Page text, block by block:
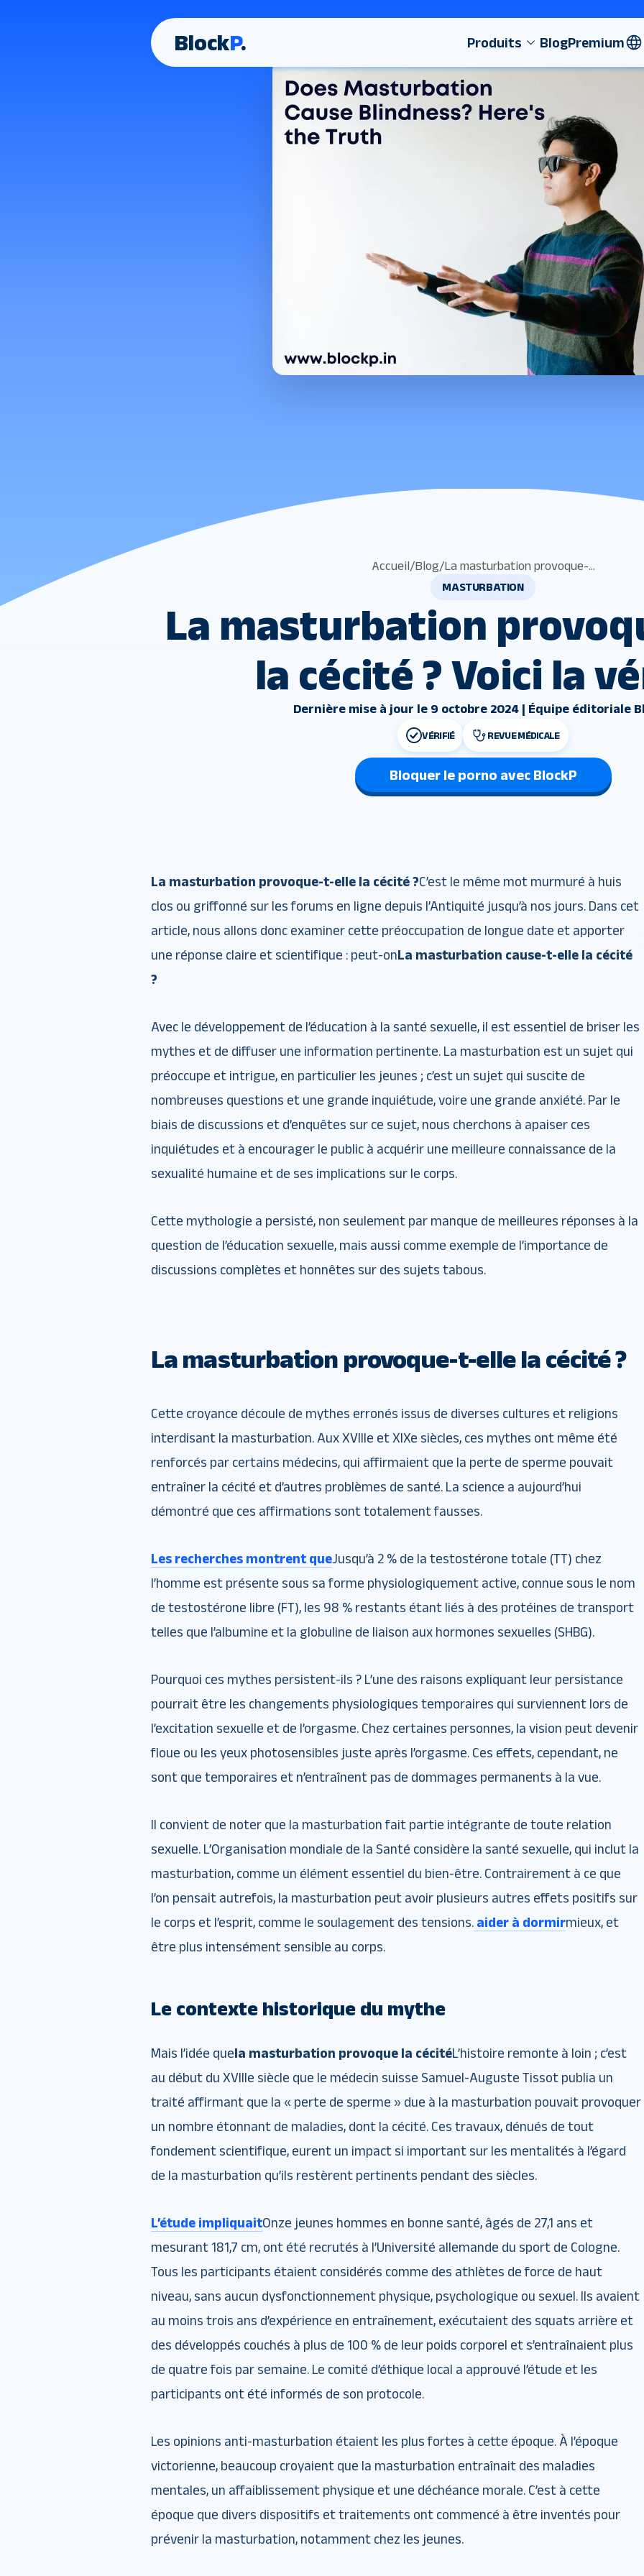
BlockP. Produits BlogPremium
Accueil/Blog/La masturbation provoque-...
MASTURBATION
La masturbation
la cécité ? Voici la
Dernière mise à jour le 9 octobre 2024 | Équipe éditoriale
VÉRIFIÉ REVUE MÉDICALE
Bloquer le porno avec BlockP
La masturbation provoque-t-elle la cécité ?C’est le même mot murmuré à huis
clos ou griffonné sur les forums en ligne depuis l’Antiquité jusqu’à nos jours. Dans cet
article, nous allons donc examiner cette préoccupation de longue date et apporter
une réponse claire et scientifique : peut-onLa masturbation cause-t-elle la cécité
?
Avec le développement de l’éducation à la santé sexuelle, il est essentiel de briser les
mythes et de diffuser une information pertinente. La masturbation est un sujet qui
préoccupe et intrigue, en particulier les jeunes ; c’est un sujet qui suscite de
nombreuses questions et une grande inquiétude, voire une grande anxiété. Par le
biais de discussions et d’enquêtes sur ce sujet, nous cherchons à apaiser ces
inquiétudes et à encourager le public à acquérir une meilleure connaissance de la
sexualité humaine et de ses implications sur le corps.
Cette mythologie a persisté, non seulement par manque de meilleures réponses à la
question de l’éducation sexuelle, mais aussi comme exemple de l’importance de
discussions complètes et honnêtes sur des sujets tabous.
La masturbation provoque-t-elle la cécité ?
Cette croyance découle de mythes erronés issus de diverses cultures et religions
interdisant la masturbation. Aux XVIIIe et XIXe siècles, ces mythes ont même été
renforcés par certains médecins, qui affirmaient que la perte de sperme pouvait
entraîner la cécité et d’autres problèmes de santé. La science a aujourd’hui
démontré que ces affirmations sont totalement fausses.
Les recherches montrent queJusqu’à 2 % de la testostérone totale (TT) chez
l’homme est présente sous sa forme physiologiquement active, connue sous le nom
de testostérone libre (FT), les 98 % restants étant liés à des protéines de transport
telles que l’albumine et la globuline de liaison aux hormones sexuelles (SHBG).
Pourquoi ces mythes persistent-ils ? L’une des raisons expliquant leur persistance
pourrait être les changements physiologiques temporaires qui surviennent lors de
l’excitation sexuelle et de l’orgasme. Chez certaines personnes, la vision peut devenir
floue ou les yeux photosensibles juste après l’orgasme. Ces effets, cependant, ne
sont que temporaires et n’entraînent pas de dommages permanents à la vue.
Il convient de noter que la masturbation fait partie intégrante de toute relation
sexuelle. L’Organisation mondiale de la Santé considère la santé sexuelle, qui inclut la
masturbation, comme un élément essentiel du bien-être. Contrairement à ce que
l’on pensait autrefois, la masturbation peut avoir plusieurs autres effets positifs sur
le corps et l’esprit, comme le soulagement des tensions. aider à dormirmieux, et
être plus intensément sensible au corps.
Le contexte historique du mythe
Mais l’idée quela masturbation provoque la cécitéL’histoire remonte à loin ; c’est
au début du XVIIIe siècle que le médecin suisse Samuel-Auguste Tissot publia un
traité affirmant que la « perte de sperme » due à la masturbation pouvait provoquer
un nombre étonnant de maladies, dont la cécité. Ces travaux, dénués de tout
fondement scientifique, eurent un impact si important sur les mentalités à l’égard
de la masturbation qu’ils restèrent pertinents pendant des siècles.
L’étude impliquaitOnze jeunes hommes en bonne santé, âgés de 27,1 ans et
mesurant 181,7 cm, ont été recrutés à l’Université allemande du sport de Cologne.
Tous les participants étaient considérés comme des athlètes de force de haut
niveau, sans aucun dysfonctionnement physique, psychologique ou sexuel. Ils avaient
au moins trois ans d’expérience en entraînement, exécutaient des squats arrière et
des développés couchés à plus de 100 % de leur poids corporel et s’entraînaient plus
de quatre fois par semaine. Le comité d’éthique local a approuvé l’étude et les
participants ont été informés de son protocole.
Les opinions anti-masturbation étaient les plus fortes à cette époque. À l’époque
victorienne, beaucoup croyaient que la masturbation entraînait des maladies
mentales, un affaiblissement physique et une déchéance morale. C’est à cette
époque que divers dispositifs et traitements ont commencé à être inventés pour
prévenir la masturbation, notamment chez les jeunes.